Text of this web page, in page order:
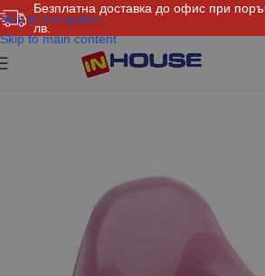
Безплатна доставка до офис при
лв.
Skip to navigation
Skip to main content